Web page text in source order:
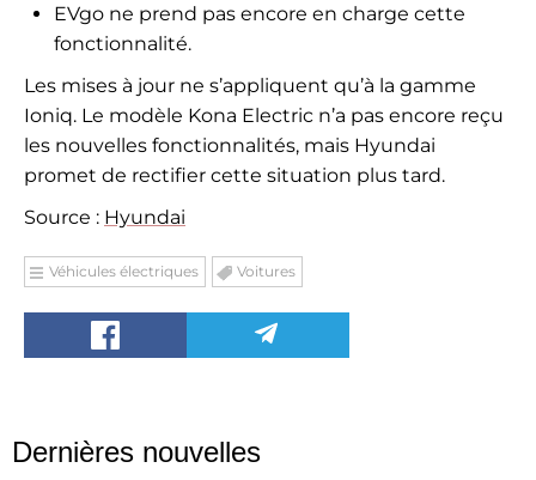
EVgo ne prend pas encore en charge cette
fonctionnalité.
Les mises à jour ne s’appliquent qu’à la gamme
Ioniq. Le modèle Kona Electric n’a pas encore reçu
les nouvelles fonctionnalités, mais Hyundai
promet de rectifier cette situation plus tard.
Source : Hyundai
Véhicules électriques Voitures
Dernières nouvelles